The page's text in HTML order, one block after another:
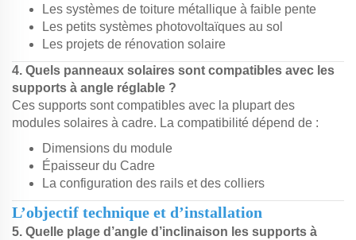
Les systèmes de toiture métallique à faible pente
Les petits systèmes photovoltaïques au sol
Les projets de rénovation solaire
4. Quels panneaux solaires sont compatibles avec les
supports à angle réglable ?
Ces supports sont compatibles avec la plupart des
modules solaires à cadre. La compatibilité dépend de :
Dimensions du module
Épaisseur du Cadre
La configuration des rails et des colliers
L’objectif technique et d’installation
5. Quelle plage d’angle d’inclinaison les supports à